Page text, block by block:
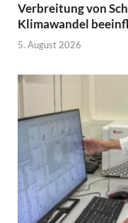
Verbreitung von
Klimawandel
5. August 2026